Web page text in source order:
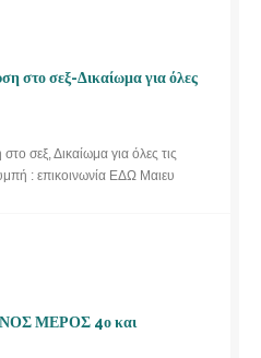
στο σεξ-Δικαίωμα για όλες
σεξ, Δικαίωμα για όλες τις
: επικοινωνία ΕΔΩ Μαιευ
ΜΕΡΟΣ 4ο και